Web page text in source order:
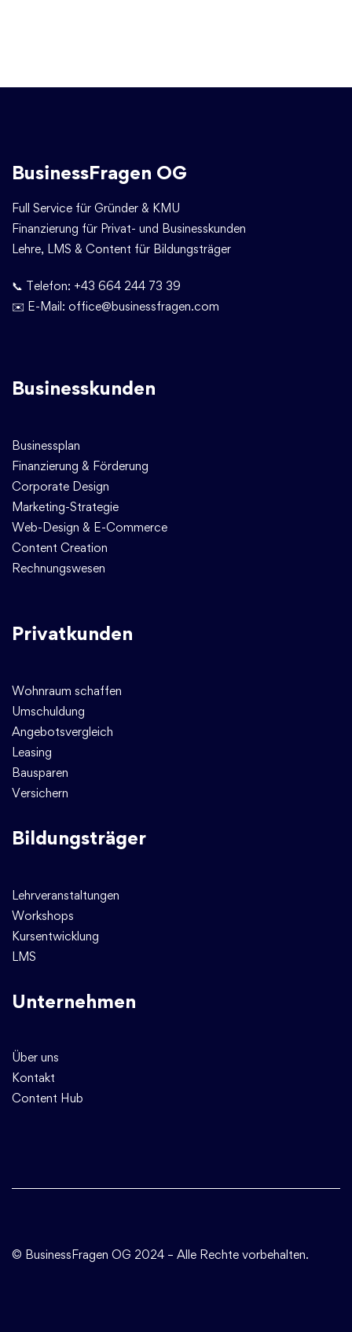
BusinessFragen OG
Full Service für Gründer & KMU
Finanzierung für Privat- und Businesskunden
Lehre, LMS & Content für Bildungsträger
📞 Telefon: +43 664 244 73 39
✉️ E-Mail: office@businessfragen.com
Businesskunden
Businessplan
Finanzierung & Förderung
Corporate Design
Marketing-Strategie
Web-Design & E-Commerce
Content Creation
Rechnungswesen
Privatkunden
Wohnraum schaffen
Umschuldung
Angebotsvergleich
Leasing
Bausparen
Versichern
Bildungsträger
Lehrveranstaltungen
Workshops
Kursentwicklung
LMS
Unternehmen
Über uns
Kontakt
Content Hub
© BusinessFragen OG 2024 – Alle Rechte vorbehalten.